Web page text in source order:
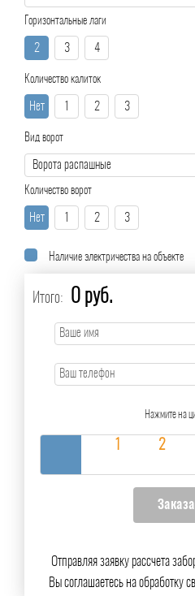
Горизонтальные лаги
2 3 4
Количество калиток
Нет 2 3
Вид ворот
Количество ворот
Нет 2 3
Наличие электричества на объекте
Итого: 0 руб.
Нажмите на
Отправляя заявку рассчета
Вы соглашаетесь на обработку